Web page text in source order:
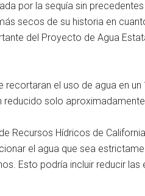
por la sequía sin
secos de su historia en
del Proyecto de Agua
recortaran el uso de agua en
solo aproximadamente
Recursos Hídricos de
el agua que sea
Esto podría incluir reducir las